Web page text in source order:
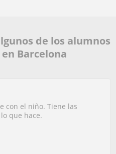
de los alumnos
Barcelona
con el niño. Tiene las
que hace.